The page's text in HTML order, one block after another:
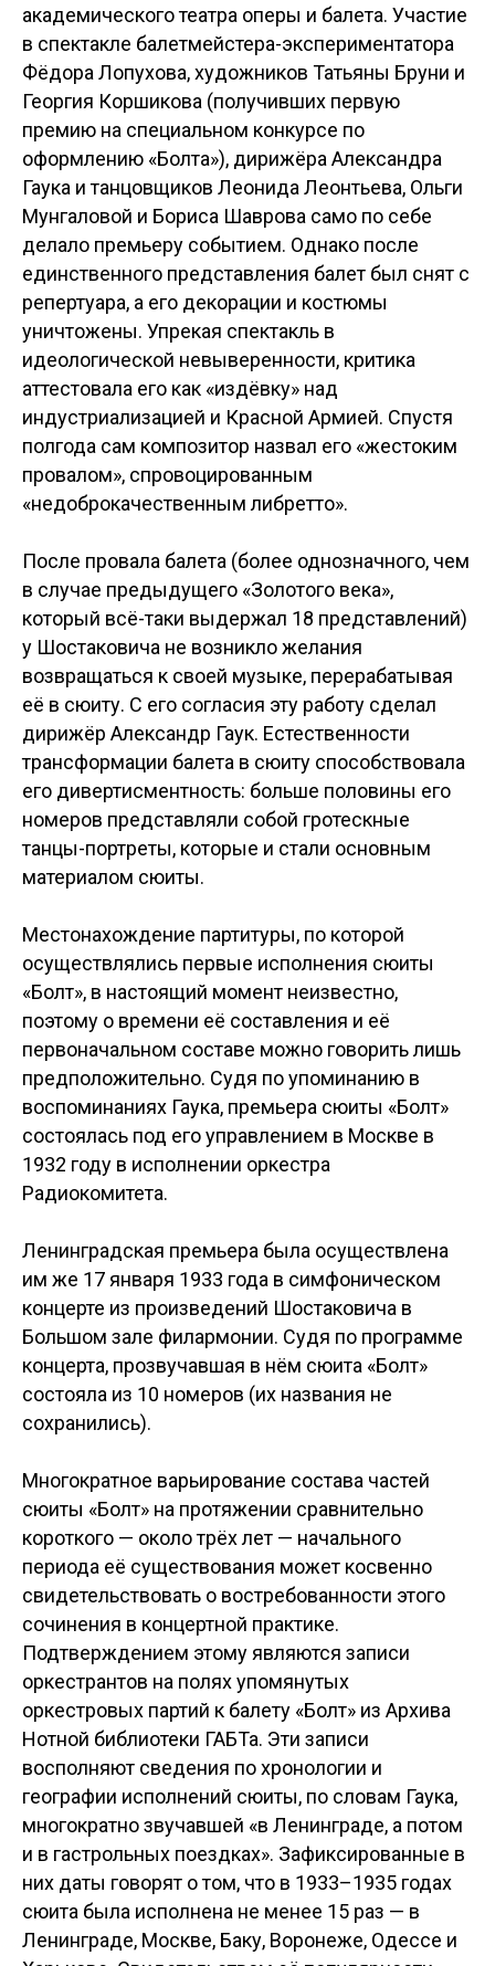
академического театра оперы и балета. Участие
в спектакле балетмейстера-экспериментатора
Фёдора Лопухова, художников Татьяны Бруни и
Георгия Коршикова (получивших первую
премию на специальном конкурсе по
оформлению «Болта»), дирижёра Александра
Гаука и танцовщиков Леонида Леонтьева, Ольги
Мунгаловой и Бориса Шаврова само по себе
делало премьеру событием. Однако после
единственного представления балет был снят с
репертуара, а его декорации и костюмы
уничтожены. Упрекая спектакль в
идеологической невыверенности, критика
аттестовала его как «издёвку» над
индустриализацией и Красной Армией. Спустя
полгода сам композитор назвал его «жестоким
провалом», спровоцированным
«недоброкачественным либретто».
После провала балета (более однозначного, чем
в случае предыдущего «Золотого века»,
который всё-таки выдержал 18 представлений)
у Шостаковича не возникло желания
возвращаться к своей музыке, перерабатывая
её в сюиту. С его согласия эту работу сделал
дирижёр Александр Гаук. Естественности
трансформации балета в сюиту способствовала
его дивертисментность: больше половины его
номеров представляли собой гротескные
танцы-портреты, которые и стали основным
материалом сюиты.
Местонахождение партитуры, по которой
осуществлялись первые исполнения сюиты
«Болт», в настоящий момент неизвестно,
поэтому о времени её составления и её
первоначальном составе можно говорить лишь
предположительно. Судя по упоминанию в
воспоминаниях Гаука, премьера сюиты «Болт»
состоялась под его управлением в Москве в
1932 году в исполнении оркестра
Радиокомитета.
Ленинградская премьера была осуществлена
им же 17 января 1933 года в симфоническом
концерте из произведений Шостаковича в
Большом зале филармонии. Судя по программе
концерта, прозвучавшая в нём сюита «Болт»
состояла из 10 номеров (их названия не
сохранились).
Многократное варьирование состава частей
сюиты «Болт» на протяжении сравнительно
короткого — около трёх лет — начального
периода её существования может косвенно
свидетельствовать о востребованности этого
сочинения в концертной практике.
Подтверждением этому являются записи
оркестрантов на полях упомянутых
оркестровых партий к балету «Болт» из Архива
Нотной библиотеки ГАБТа. Эти записи
восполняют сведения по хронологии и
географии исполнений сюиты, по словам Гаука,
многократно звучавшей «в Ленинграде, а потом
и в гастрольных поездках». Зафиксированные в
них даты говорят о том, что в 1933–1935 годах
сюита была исполнена не менее 15 раз — в
Ленинграде, Москве, Баку, Воронеже, Одессе и